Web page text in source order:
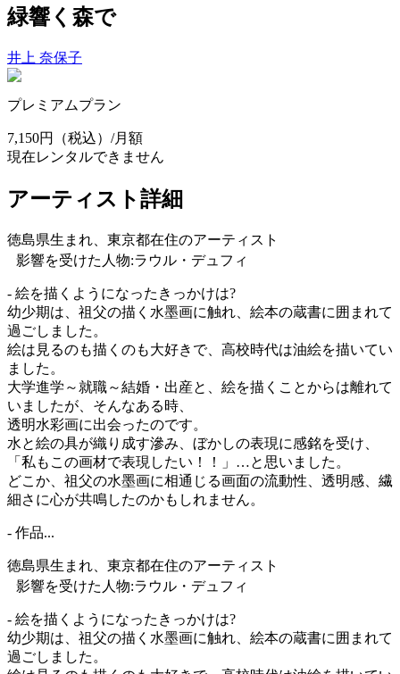
緑響く森で
井上 奈保子
プレミアムプラン
7,150円
（税込）/月額
現在レンタルできません
アーティスト詳細
徳島県生まれ、東京都在住のアーティスト
影響を受けた人物:ラウル・デュフィ
- 絵を描くようになったきっかけは?
幼少期は、祖父の描く水墨画に触れ、絵本の蔵書に囲まれて
過ごしました。
絵は見るのも描くのも大好きで、高校時代は油絵を描いてい
ました。
大学進学～就職～結婚・出産と、絵を描くことからは離れて
いましたが、そんなある時、
透明水彩画に出会ったのです。
水と絵の具が織り成す滲み、ぼかしの表現に感銘を受け、
「私もこの画材で表現したい！！」…と思いました。
どこか、祖父の水墨画に相通じる画面の流動性、透明感、繊
細さに心が共鳴したのかもしれません。
- 作品...
徳島県生まれ、東京都在住のアーティスト
影響を受けた人物:ラウル・デュフィ
- 絵を描くようになったきっかけは?
幼少期は、祖父の描く水墨画に触れ、絵本の蔵書に囲まれて
過ごしました。